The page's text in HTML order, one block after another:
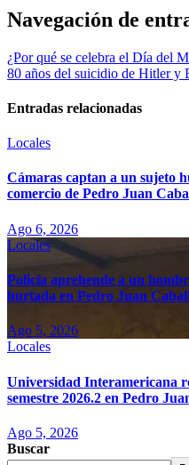
Navegación de
¿Por qué se celebra el Día del
80 años del suicidio de Hitler y
Entradas relacionadas
Locales
Cámaras captan a un sujeto
comercio de Pedro Juan
Ago 6, 2026
Locales
Policía aprehende a un
hurtada en Pedro Juan
Ago 5, 2026
Locales
Universidad Interamericana
semestre 2026.2 en Pedro
Ago 5, 2026
Buscar